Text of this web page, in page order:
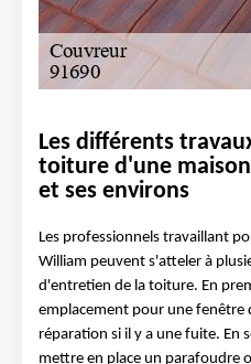
Les différents
toiture d'une maison
et ses environs
Les professionnels travaillant
William peuvent s'atteler à
d'entretien de la toiture. En
emplacement pour une fenêtre
réparation si il y a une fuite. En
mettre en place un parafoudre